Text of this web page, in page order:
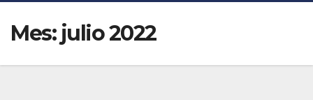
Mes: julio 2022